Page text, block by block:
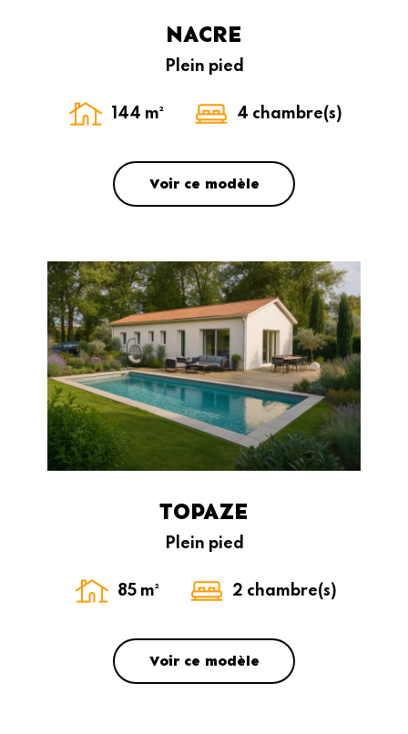
NACRE
Plein pied
144 m² 4 chambre(s)
Voir ce modèle
TOPAZE
Plein pied
85 m² 2 chambre(s)
Voir ce modèle